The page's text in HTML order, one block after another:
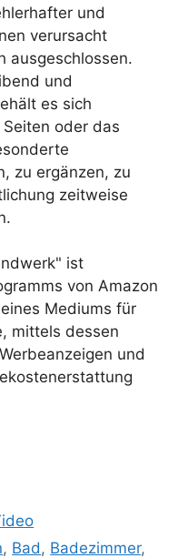
und
verursacht
ausgeschlossen.
und
es sich
oder das
zu ergänzen, zu
zeitweise
ist
von Amazon
Mediums für
mittels dessen
und
, Bad , Badezimmer,